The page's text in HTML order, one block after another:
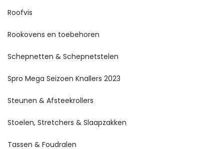
Roofvis
Rookovens en toebehoren
Schepnetten & Schepnetstelen
Spro Mega Seizoen Knallers 2023
Steunen & Afsteekrollers
Stoelen, Stretchers & Slaapzakken
Tassen & Foudralen